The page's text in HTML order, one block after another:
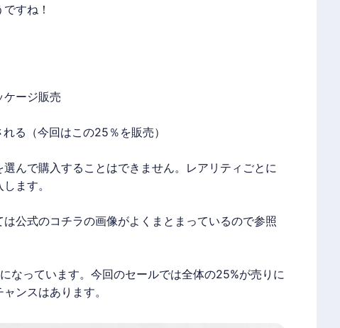
すね！
ケージ販売
る（今回はこの25％を販売）
んで購入することはできません。レアリティごとに
ます。
公式のコチラの画像がよくまとまっているので参照
なっています。今回のセールでは全体の25%が売りに
ンスはあります。